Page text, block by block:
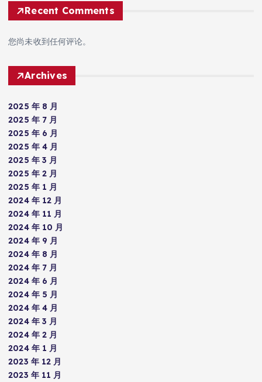
Recent Comments
您尚未收到任何评论。
Archives
2025 年 8 月
2025 年 7 月
2025 年 6 月
2025 年 4 月
2025 年 3 月
2025 年 2 月
2025 年 1 月
2024 年 12 月
2024 年 11 月
2024 年 10 月
2024 年 9 月
2024 年 8 月
2024 年 7 月
2024 年 6 月
2024 年 5 月
2024 年 4 月
2024 年 3 月
2024 年 2 月
2024 年 1 月
2023 年 12 月
2023 年 11 月